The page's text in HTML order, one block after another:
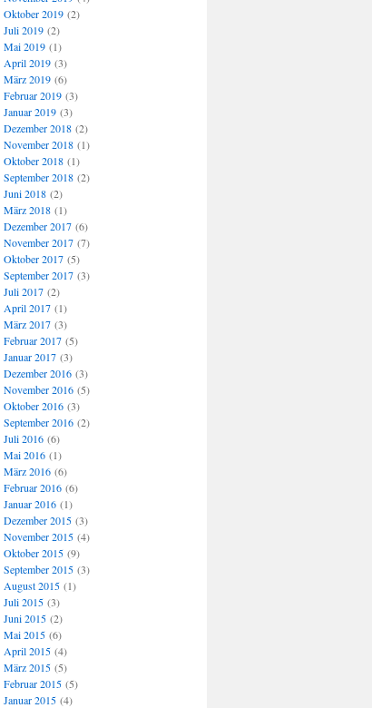
Oktober 2019(2)
Juli 2019(2)
Mai 2019(1)
April 2019(3)
März 2019(6)
Februar 2019(3)
Januar 2019(3)
Dezember 2018(2)
November 2018(1)
Oktober 2018(1)
September 2018(2)
Juni 2018(2)
März 2018(1)
Dezember 2017(6)
November 2017(7)
Oktober 2017(5)
September 2017(3)
Juli 2017(2)
April 2017(1)
März 2017(3)
Februar 2017(5)
Januar 2017(3)
Dezember 2016(3)
November 2016(5)
Oktober 2016(3)
September 2016(2)
Juli 2016(6)
Mai 2016(1)
März 2016(6)
Februar 2016(6)
Januar 2016(1)
Dezember 2015(3)
November 2015(4)
Oktober 2015(9)
September 2015(3)
August 2015(1)
Juli 2015(3)
Juni 2015(2)
Mai 2015(6)
April 2015(4)
März 2015(5)
Februar 2015(5)
Januar 2015(4)